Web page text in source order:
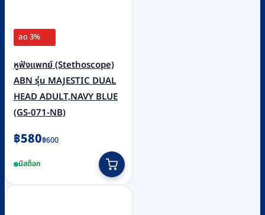
ลด 3%
หูฟังแพทย์ (Stethoscope)
ABN รุ่น MAJESTIC DUAL
HEAD ADULT,NAVY BLUE
(GS-071-NB)
฿600
Original
was:
฿600.
฿580
Current
is:
฿580.
มีสต็อก